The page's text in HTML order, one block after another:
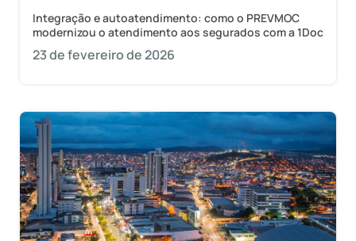
Integração e autoatendimento: como o PREVMOC
modernizou o atendimento aos segurados com a 1Doc
23 de fevereiro de 2026